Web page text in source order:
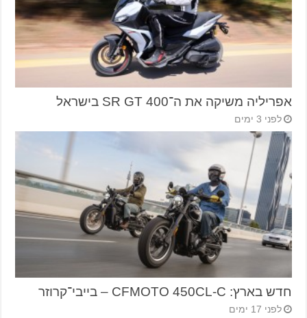
אפריליה משיקה את ה־SR GT 400 בישראל
לפני 3 ימים
חדש בארץ: CFMOTO 450CL-C – בייבי־קרוזר
לפני 17 ימים